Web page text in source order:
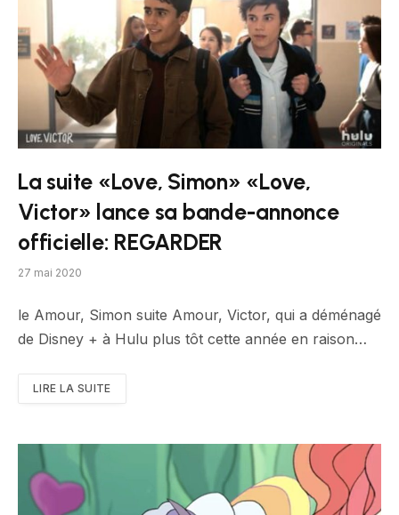
La suite «Love, Simon» «Love,
Victor» lance sa bande-annonce
officielle: REGARDER
27 mai 2020
le Amour, Simon suite Amour, Victor, qui a déménagé
de Disney + à Hulu plus tôt cette année en raison…
LIRE LA SUITE